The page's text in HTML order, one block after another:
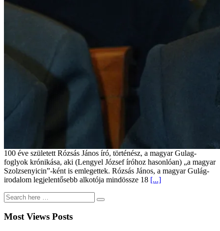
100 éve született Rózsás János író, történész, a magyar Gulag-
foglyok krónikása, aki (Lengyel József íróhoz hasonlóan) „a magyar
Szolzsenyicin”-ként is emlegettek. Rózsás János, a magyar Gulág-
irodalom legjelentősebb alkotója mindössze 18 [...]
Most Views Posts